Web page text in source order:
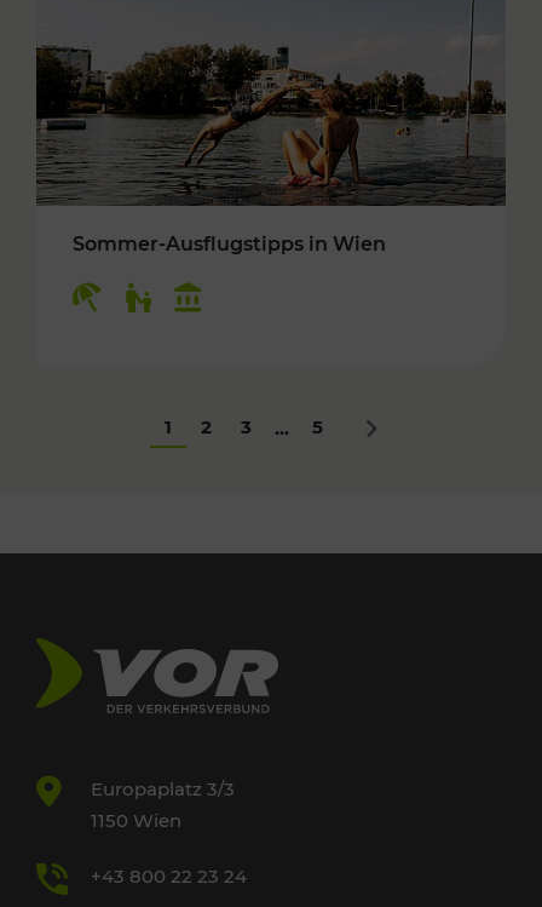
Sommer-Ausflugstipps in Wien
1 2 3 ... 5 Nächstes
Europaplatz 3/3
1150 Wien
+43 800 22 23 24